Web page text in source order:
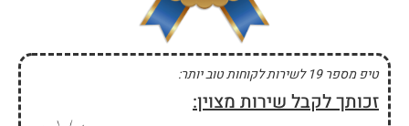
טיפ מספר 19 לשירות לקוחות טוב יותר:
זכותך לקבל שירות מצוין: